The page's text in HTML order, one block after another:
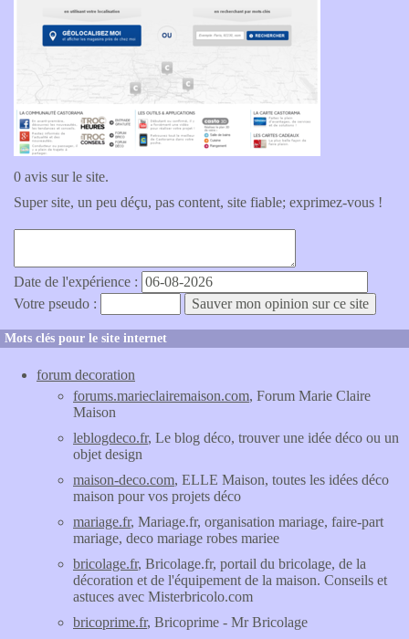
0 avis sur le site.
Super site, un peu déçu, pas content, site fiable; exprimez-vous !
Date de l'expérience :
Votre pseudo :
Mots clés pour le site internet
forum decoration
forums.marieclairemaison.com, Forum Marie Claire
Maison
leblogdeco.fr, Le blog déco, trouver une idée déco ou un
objet design
maison-deco.com, ELLE Maison, toutes les idées déco
maison pour vos projets déco
mariage.fr, Mariage.fr, organisation mariage, faire-part
mariage, deco mariage robes mariee
bricolage.fr, Bricolage.fr, portail du bricolage, de la
décoration et de l'équipement de la maison. Conseils et
astuces avec Misterbricolo.com
bricoprime.fr, Bricoprime - Mr Bricolage